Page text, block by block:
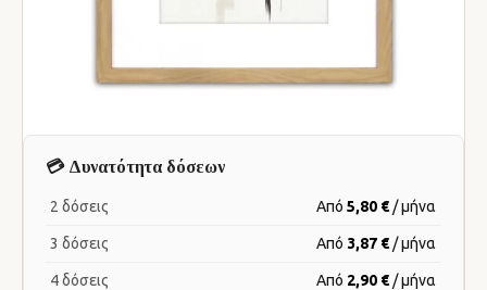
💳 Δυνατότητα δόσεων
2 δόσεις Από 5,80 € / μήνα
3 δόσεις Από 3,87 € / μήνα
4 δόσεις Από 2,90 € / μήνα